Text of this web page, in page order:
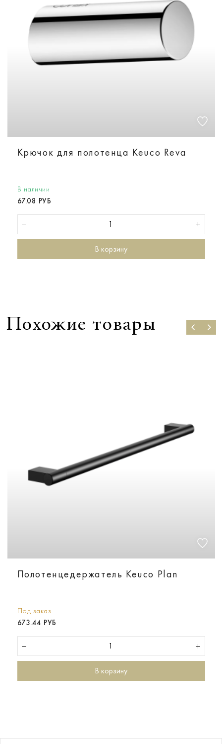
Крючок для полотенца Keuco Reva
В наличии
67.08 РУБ
В корзину
Похожие товары
Полотенцедержатель Keuco Plan
Под заказ
673.44 РУБ
В корзину